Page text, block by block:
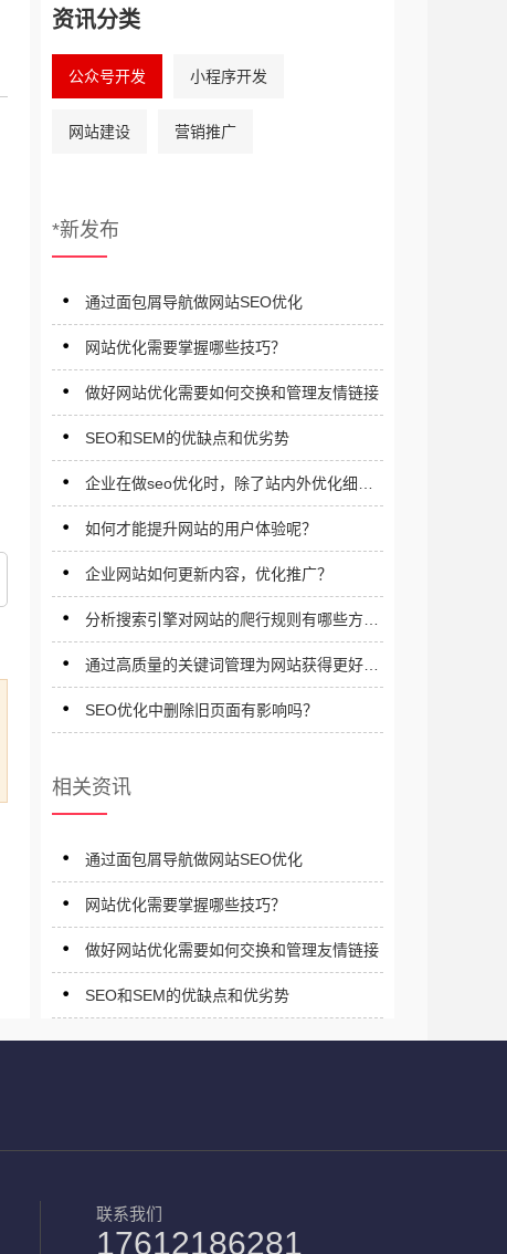
资讯分类
公众号开发 小程序开发
网站建设 营销推广
*新发布
通过面包屑导航做网站SEO优化
网站优化需要掌握哪些技巧？
做好网站优化需要如何交换和管理友情链接
SEO和SEM的优缺点和优劣势
企业在做seo优化时，除了站内外优化细节
如何才能提升网站的用户体验呢？
企业网站如何更新内容，优化推广？
分析搜索引擎对网站的爬行规则有哪些方
通过高质量的关键词管理为网站获得更好的
SEO优化中删除旧页面有影响吗？
相关资讯
通过面包屑导航做网站SEO优化
网站优化需要掌握哪些技巧？
做好网站优化需要如何交换和管理友情链接
SEO和SEM的优缺点和优劣势
联系我们
17612186281